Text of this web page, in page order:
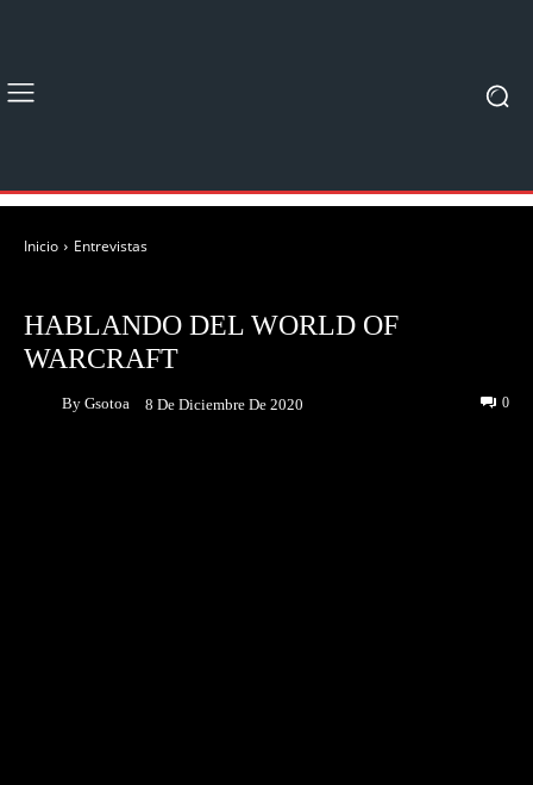
Inicio Entrevistas
HABLANDO DEL WORLD OF
WARCRAFT
By Gsotoa 8 De Diciembre De 2020 0